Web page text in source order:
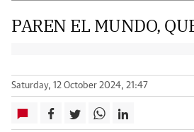
PAREN EL MUNDO,
Saturday, 12 October 2024, 21:47